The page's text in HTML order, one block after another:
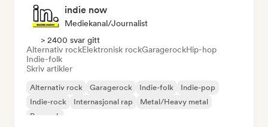
indie now
Mediekanal/journalist
> 2400 svar gitt
Alternativ rockElektronisk rockGaragerockHip-hop
Indie-folk
Skriv artikler
Alternativ rock Garagerock Indie-folk
Indie-pop
Indie-rock
Internasjonal rap
Metal/Heavy metal
Poprock